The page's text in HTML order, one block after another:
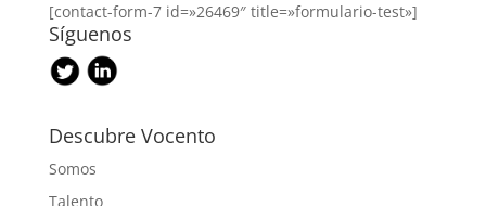
[contact-form-7 id=»26469″ title=»formulario-test»]
Síguenos
Descubre Vocento
Somos
Talento